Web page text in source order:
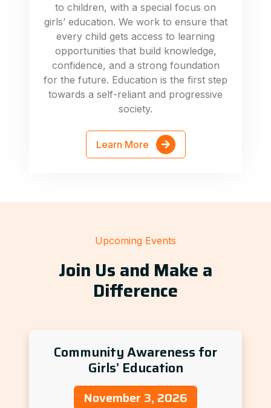
to children, with a special focus on
girls’ education. We work to ensure that
every child gets access to learning
opportunities that build knowledge,
confidence, and a strong foundation
for the future. Education is the first step
towards a self-reliant and progressive
society.
Learn More
Upcoming Events
Join Us and Make a
Difference
Community Awareness for
Girls’ Education
November 3, 2026